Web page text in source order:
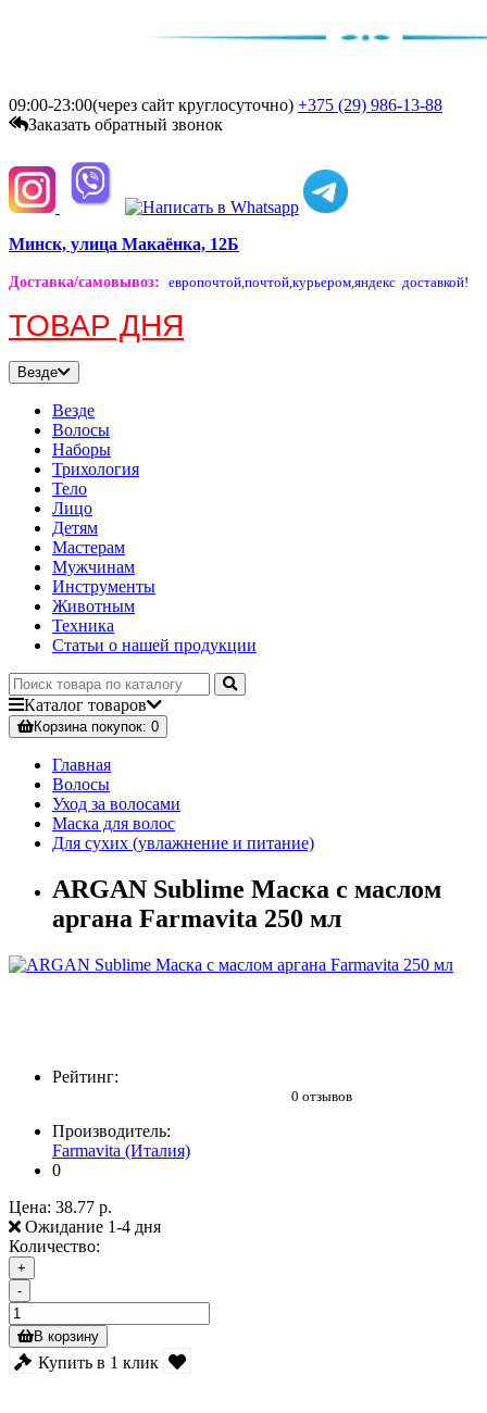
09:00-23:00(через сайт круглосуточно) +375 (29) 986-13-88
Заказать обратный звонок
Минск, улица Макаёнка, 12Б
Доставка/самовывоз: европочтой,почтой,курьером,яндекс доставкой!
ТОВАР ДНЯ
Везде
Везде
Волосы
Наборы
Трихология
Тело
Лицо
Детям
Мастерам
Мужчинам
Инструменты
Животным
Техника
Статьи о нашей продукции
Каталог товаров
Корзинапокупок: 0
Главная
Волосы
Уход за волосами
Маска для волос
Для сухих (увлажнение и питание)
ARGAN Sublime Маска с маслом
аргана Farmavita 250 мл
Рейтинг:
0 отзывов
Производитель:
Farmavita (Италия)
0
Цена: 38.77 р.
Ожидание 1-4 дня
Количество:
+
-
В корзину
Купить в 1 клик